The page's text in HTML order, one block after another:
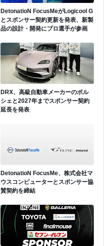
DetonatioN FocusMeがLogicool G
とスポンサー契約更新を発表、新製
品の設計・開発にプロ選手が参画
DRX、高級自動車メーカーのポル
シェと2027年までスポンサー契約
延長を発表
DetonatioN FocusMe、株式会社マ
ウスコンピューターとスポンサー協
賛契約を締結